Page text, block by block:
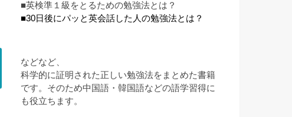
■英検準１級をとるための勉強法とは？
■30日後にパッと英会話した人の勉強法とは？
などなど、
科学的に証明された正しい勉強法をまとめた書籍
です。そのため中国語・韓国語などの語学習得に
も役立ちます。